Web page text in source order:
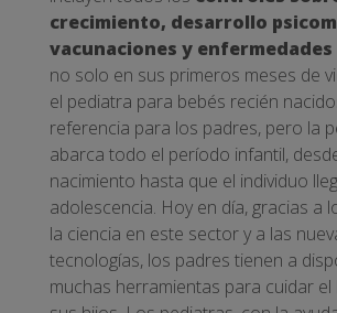
crecimiento, desarrollo
vacunaciones y enfermedades
no solo en sus primeros meses de
el pediatra para bebés recién
referencia para los padres, pero la
abarca todo el período infantil,
nacimiento hasta que el individuo
adolescencia. Hoy en día, gracias a
la ciencia en este sector y a las
tecnologías, los padres tienen a
muchas herramientas para cuidar